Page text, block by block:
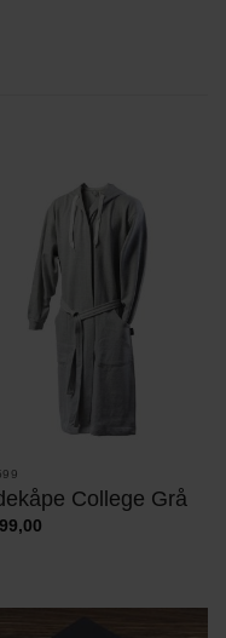
College Grå